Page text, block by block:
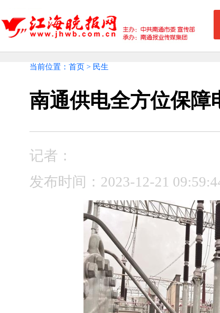
当前位置：首页 > 民生
南通供电全方位保障
记者：
发布时间：2023-12-21